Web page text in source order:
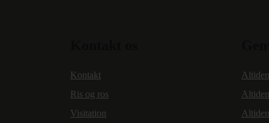
Kontakt
Ris og ros
Visitation